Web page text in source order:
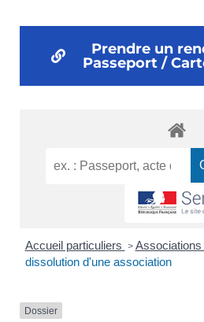
Prendre un
Passeport /
Accueil particuliers > Associations
dissolution d'une association
Dossier